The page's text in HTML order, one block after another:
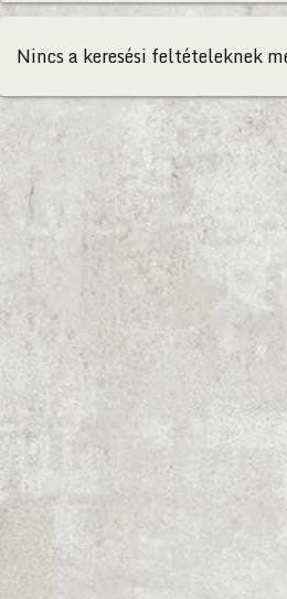
Nincs a keresési feltételeknek